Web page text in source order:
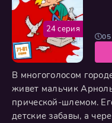
В многоголосом
живет мальчик
прической-шлемом.
детские забавы, а
24 серия